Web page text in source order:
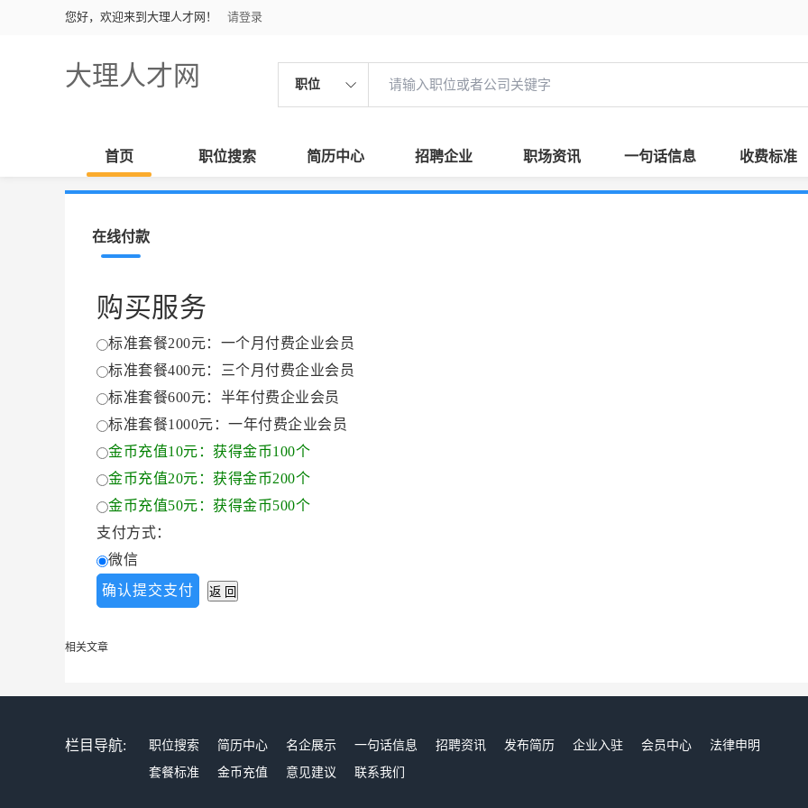
您好，欢迎来到大理人才网！ 请登录
大理人才网 职位
首页 职位搜索 简历中心 招聘企业 职场资讯 一句话信息 收费标准
在线付款
购买服务
标准套餐200元：一个月付费企业会员
标准套餐400元：三个月付费企业会员
标准套餐600元：半年付费企业会员
标准套餐1000元：一年付费企业会员
金币充值10元：获得金币100个
金币充值20元：获得金币200个
金币充值50元：获得金币500个
支付方式：
微信
相关文章
栏目导航: 职位搜索 简历中心 名企展示 一句话信息 招聘资讯 发布简历 企业入驻 会员中心
法律申明
套餐标准
金币充值 意见建议 联系我们